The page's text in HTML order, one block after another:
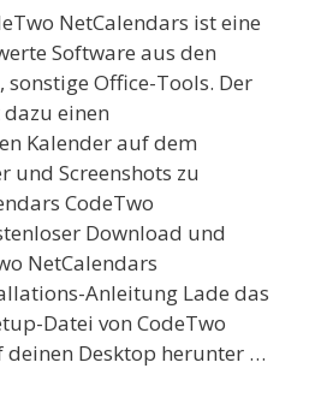
NetCalendars ist eine
Software aus den
sonstige Office-Tools. Der
einen
Kalender auf dem
und Screenshots zu
CodeTwo
Download und
NetCalendars
Anleitung Lade das
Datei von CodeTwo
deinen Desktop herunter …